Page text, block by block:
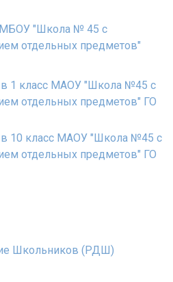
"Школа № 45 с
отдельных предметов"
1 класс МАОУ "Школа №45 с
отдельных предметов" ГО
10 класс МАОУ "Школа №45 с
отдельных предметов" ГО
Школьников (РДШ)